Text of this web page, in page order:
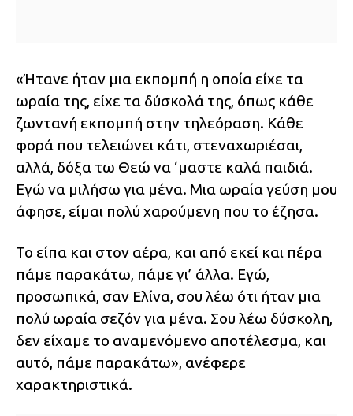
«Ήτανε ήταν μια εκπομπή η οποία είχε τα
ωραία της, είχε τα δύσκολά της, όπως κάθε
ζωντανή εκπομπή στην τηλεόραση. Κάθε
φορά που τελειώνει κάτι, στεναχωριέσαι,
αλλά, δόξα τω Θεώ να ‘μαστε καλά παιδιά.
Εγώ να μιλήσω για μένα. Μια ωραία γεύση μου
άφησε, είμαι πολύ χαρούμενη που το έζησα.
Το είπα και στον αέρα, και από εκεί και πέρα
πάμε παρακάτω, πάμε γι’ άλλα. Εγώ,
προσωπικά, σαν Ελίνα, σου λέω ότι ήταν μια
πολύ ωραία σεζόν για μένα. Σου λέω δύσκολη,
δεν είχαμε το αναμενόμενο αποτέλεσμα, και
αυτό, πάμε παρακάτω», ανέφερε
χαρακτηριστικά.